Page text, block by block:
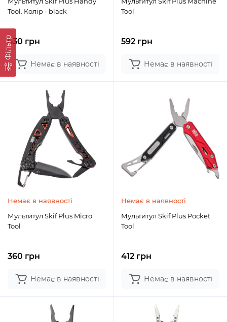
Фільтр
Tool. Колір - black
630 грн
Немає в наявності
Tool
592 грн
Немає в наявності
Немає в наявності
Мультитул Skif Plus Micro
Tool
360 грн
Немає в наявності
Немає в наявності
Мультитул Skif Plus Pocket
Tool
412 грн
Немає в наявності